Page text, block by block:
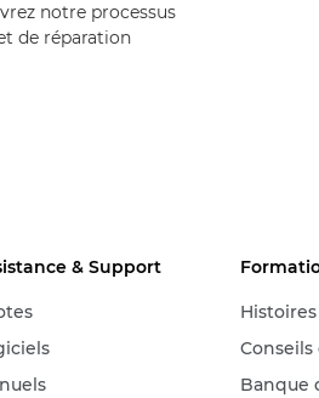
notre processus
de réparation
& Support
Histoires
Banque